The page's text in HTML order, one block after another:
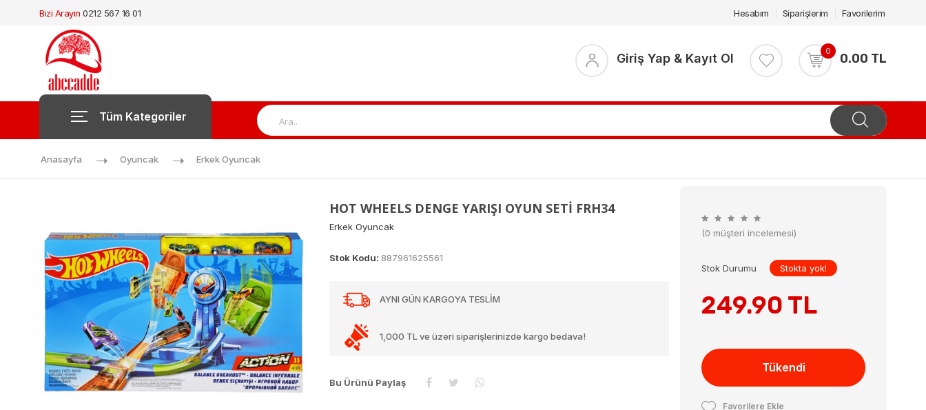
Bizi Arayın 0212 567 16 01 Hesabım Siparişlerim Favorilerim
Giriş Yap & Kayıt Ol 0 0.00 TL
Tüm Kategoriler
Anasayfa Oyuncak Erkek Oyuncak
HOT WHEELS DENGE YARIŞI OYUN SETİ FRH34
Erkek Oyuncak
Stok Kodu: 887961625561
AYNI GÜN KARGOYA TESLİM
1,000 TL ve üzeri siparişlerinizde kargo bedava!
Bu Ürünü Paylaş
(0 müşteri incelemesi)
Stok Durumu Stokta yok!
249.90 TL
Tükendi
Favorilere Ekle